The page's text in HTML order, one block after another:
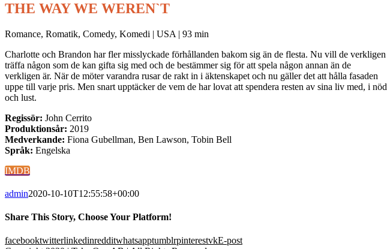
THE WAY WE WEREN`T
Romance, Romatik, Comedy, Komedi | USA | 93 min
Charlotte och Brandon har fler misslyckade förhållanden bakom sig än de flesta. Nu vill de verkligen
träffa någon som de kan gifta sig med och de bestämmer sig för att spela någon annan än de
verkligen är. När de möter varandra rusar de rakt in i äktenskapet och nu gäller det att hålla fasaden
uppe till varje pris. Men snart upptäcker de vem de har lovat att spendera resten av sina liv med, i nöd
och lust.
Regissör: John Cerrito
Produktionsår: 2019
Medverkande: Fiona Gubellman, Ben Lawson, Tobin Bell
Språk: Engelska
IMDB
admin2020-10-10T12:55:58+00:00
Share This Story, Choose Your Platform!
facebooktwitterlinkedinredditwhatsapptumblrpinterestvkE-post